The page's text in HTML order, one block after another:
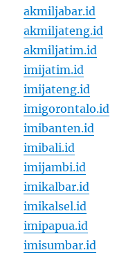
akmiljabar.id
akmiljateng.id
akmiljatim.id
imijatim.id
imijateng.id
imigorontalo.id
imibanten.id
imibali.id
imijambi.id
imikalbar.id
imikalsel.id
imipapua.id
imisumbar.id